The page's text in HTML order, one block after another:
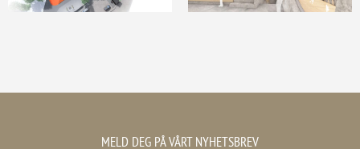
MELD DEG PÅ VÅRT NYHETSBREV